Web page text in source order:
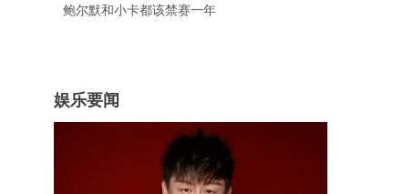
鲍尔默和小卡都该禁赛一年
娱乐要闻